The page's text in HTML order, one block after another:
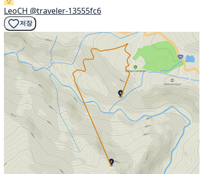
LeoCH @traveler-13555fc6
저장